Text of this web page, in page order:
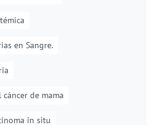
en Sangre.
de mama
in situ